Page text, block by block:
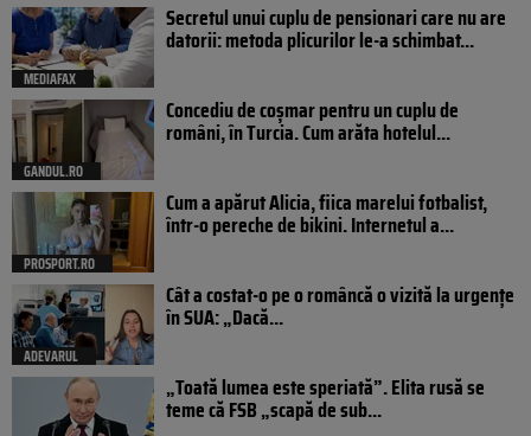
MEDIAFAX
Secretul unui cuplu de pensionari care nu are
datorii: metoda plicurilor le-a schimbat...
GANDUL.RO
Concediu de coșmar pentru un cuplu de
români, în Turcia. Cum arăta hotelul...
PROSPORT.RO
Cum a apărut Alicia, fiica marelui fotbalist,
într-o pereche de bikini. Internetul a...
ADEVARUL
Cât a costat-o pe o româncă o vizită la urgențe
în SUA: „Dacă...
„Toată lumea este speriată”. Elita rusă se
teme că FSB „scapă de sub...